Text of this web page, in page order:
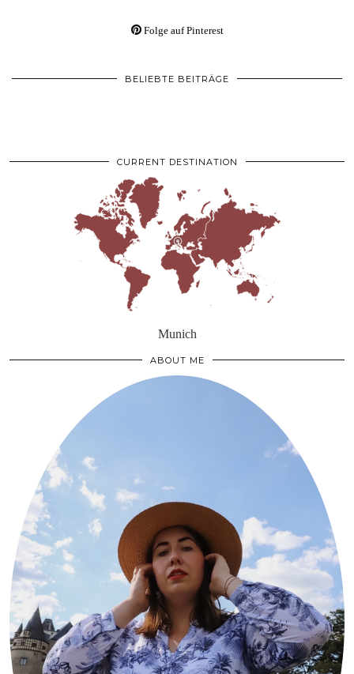
Folge auf Pinterest
BELIEBTE BEITRÄGE
CURRENT DESTINATION
Munich
ABOUT ME